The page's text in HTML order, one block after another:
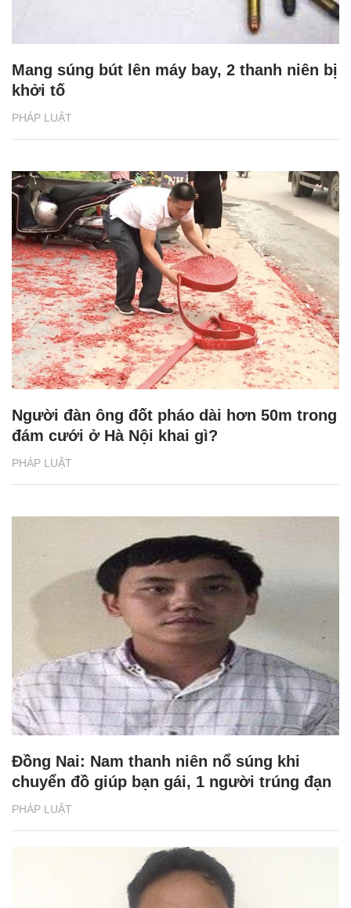
PHÁP LUẬT
Mang súng bút lên máy bay, 2 thanh niên bị
khởi tố
PHÁP LUẬT
Người đàn ông đốt pháo dài hơn 50m trong
đám cưới ở Hà Nội khai gì?
PHÁP LUẬT
Đồng Nai: Nam thanh niên nổ súng khi
chuyển đồ giúp bạn gái, 1 người trúng đạn